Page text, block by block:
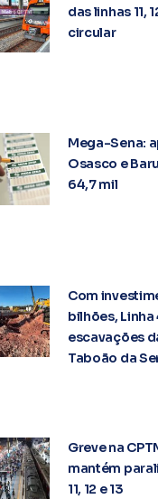
das linhas 11,
circular
Mega-Sena:
Osasco e
64,7 mil
Com
bilhões, Linha
escavações
Taboão da
Greve na
mantém
11, 12 e 13